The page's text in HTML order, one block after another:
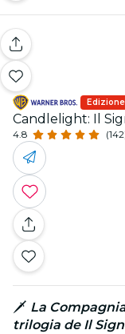
Candlelight: Il
4.8
🗡️ La
trilogia de Il